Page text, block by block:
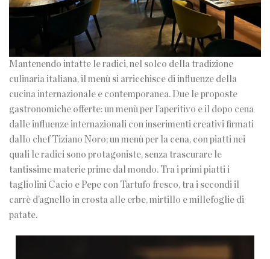
Mantenendo intatte le radici, nel solco della tradizione
culinaria italiana, il menù si arricchisce di influenze della
cucina internazionale e contemporanea. Due le proposte
gastronomiche offerte: un menù per l’aperitivo e il dopo cena
dalle influenze internazionali con inserimenti creativi firmati
dallo chef Tiziano Noro; un menù per la cena, con piatti nei
quali le radici sono protagoniste, senza trascurare le
tantissime materie prime dal mondo. Tra i primi piatti i
tagliolini Cacio e Pepe con Tartufo fresco, tra i secondi il
carrè d’agnello in crosta alle erbe, mirtillo e millefoglie di
patate.